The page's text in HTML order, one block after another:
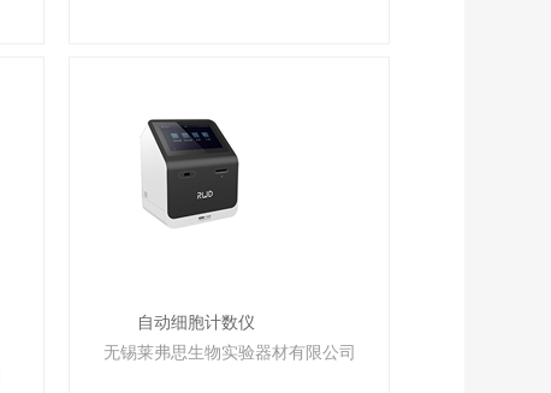
自动细胞计数仪
无锡莱弗思生物实验器材有限公司